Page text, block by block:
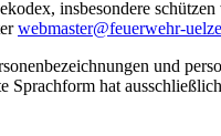
insbesondere
webmaster@feuerwehr-
und
Sprachform hat